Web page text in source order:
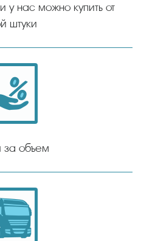
у нас можно купить от
штуки
за объем